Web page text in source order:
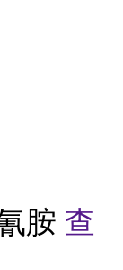
胺 查